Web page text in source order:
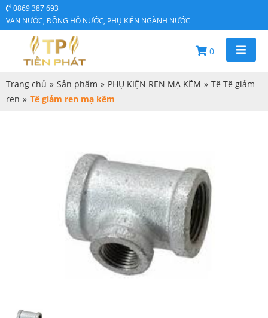
0869 387 693
VAN NƯỚC, ĐỒNG HỒ NƯỚC, PHỤ KIỆN NGÀNH NƯỚC
0
Trang chủ » Sản phẩm » PHỤ KIỆN REN MẠ KẼM » Tê Tê giảm
ren » Tê giảm ren mạ kẽm